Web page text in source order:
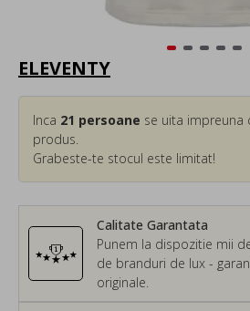
ELEVENTY
Calitate Garantata
Punem la dispozitie mii
de branduri de lux -
originale.
Inca 21 persoane se uita impreuna
produs.
Grabeste-te stocul este limitat!